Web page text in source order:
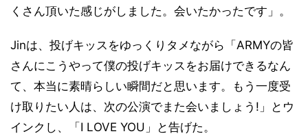
くさん頂いた感じがしました。会いたかったです」。
Jinは、投げキッスをゆっくりタメながら「ARMYの皆
さんにこうやって僕の投げキッスをお届けできるなん
て、本当に素晴らしい瞬間だと思います。もう一度受
け取りたい人は、次の公演でまた会いましょう!」とウ
インクし、「I LOVE YOU」と告げた。